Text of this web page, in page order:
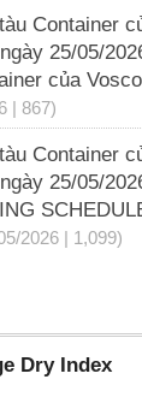
Container
25/05/
của
| 867)
Container
25/05/
2026 | 1,099)
Dry Index